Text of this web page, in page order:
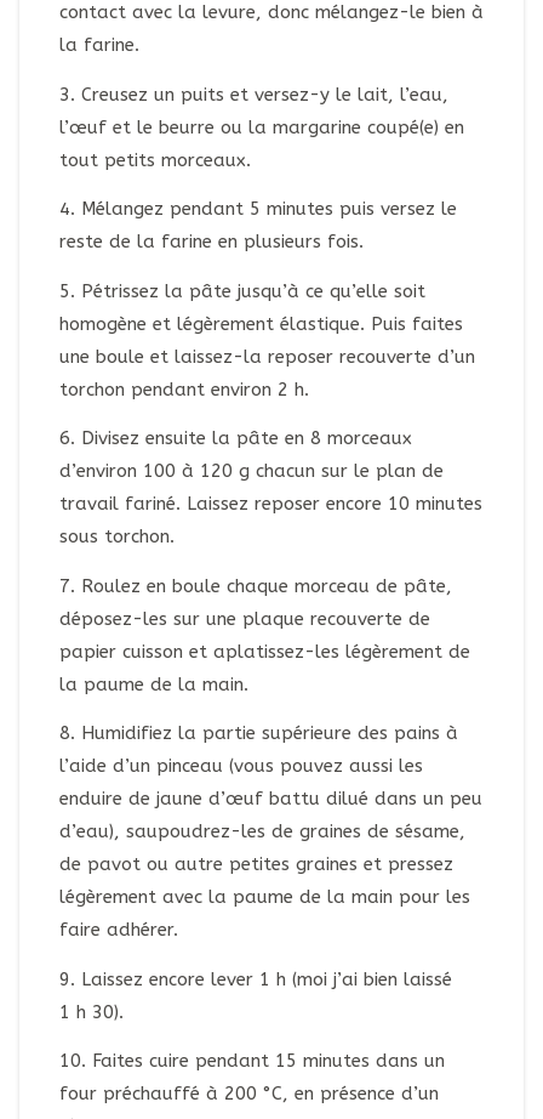
contact avec la levure, donc mélangez-le bien à
la farine.
3. Creusez un puits et versez-y le lait, l’eau,
l’œuf et le beurre ou la margarine coupé(e) en
tout petits morceaux.
4. Mélangez pendant 5 minutes puis versez le
reste de la farine en plusieurs fois.
5. Pétrissez la pâte jusqu’à ce qu’elle soit
homogène et légèrement élastique. Puis faites
une boule et laissez-la reposer recouverte d’un
torchon pendant environ 2 h.
6. Divisez ensuite la pâte en 8 morceaux
d’environ 100 à 120 g chacun sur le plan de
travail fariné. Laissez reposer encore 10 minutes
sous torchon.
7. Roulez en boule chaque morceau de pâte,
déposez-les sur une plaque recouverte de
papier cuisson et aplatissez-les légèrement de
la paume de la main.
8. Humidifiez la partie supérieure des pains à
l’aide d’un pinceau (vous pouvez aussi les
enduire de jaune d’œuf battu dilué dans un peu
d’eau), saupoudrez-les de graines de sésame,
de pavot ou autre petites graines et pressez
légèrement avec la paume de la main pour les
faire adhérer.
9. Laissez encore lever 1 h (moi j’ai bien laissé
1 h 30).
10. Faites cuire pendant 15 minutes dans un
four préchauffé à 200 °C, en présence d’un